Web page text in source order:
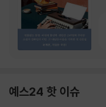
예스24 핫 이슈